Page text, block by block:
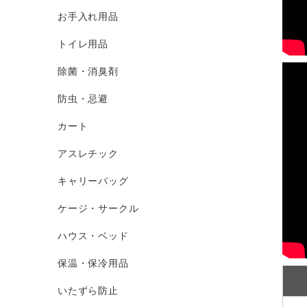
お手入れ用品
トイレ用品
除菌・消臭剤
防虫・忌避
カート
アスレチック
キャリーバッグ
ケージ・サークル
ハウス・ベッド
保温・保冷用品
いたずら防止